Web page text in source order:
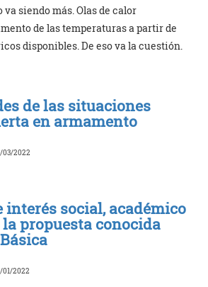
va siendo más. Olas de calor
de las temperaturas a partir de
disponibles. De eso va la cuestión.
de las situaciones
en armamento
03/2022
interés social, académico
propuesta conocida
01/2022